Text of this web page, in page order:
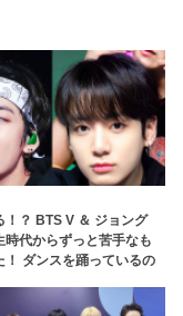
！？ BTS V ＆ ジョング
時代からずっと苦手なも
！ ダンスを踊っているの
耐える彼らの姿にくぎづ